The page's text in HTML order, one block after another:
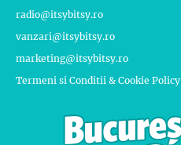
radio@itsybitsy.ro
vanzari@itsybitsy.ro
marketing@itsybitsy.ro
Termeni si Conditii & Cookie Policy